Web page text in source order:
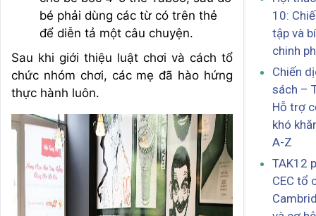
bé phải dùng các từ có trên thẻ
để diễn tả một câu chuyện.
Sau khi giới thiệu luật chơi và cách tổ
chức nhóm chơi, các mẹ đã hào hứng
thực hành luôn.
10:
tập và
chinh
Chiến
sách –
Hỗ trợ
khó
A-Z
TAK12
CEC tổ